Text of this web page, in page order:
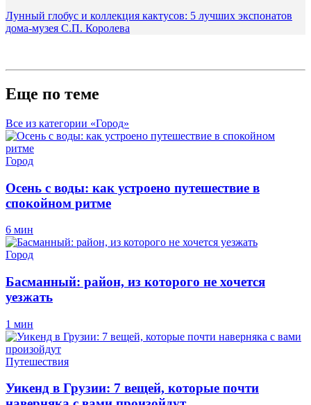
Лунный глобус и коллекция кактусов: 5 лучших экспонатов
дома-музея С.П. Королева
Еще по теме
Все из категории «Город»
Город
Осень с воды: как устроено путешествие в
спокойном ритме
6 мин
Город
Басманный: район, из которого не хочется
уезжать
1 мин
Путешествия
Уикенд в Грузии: 7 вещей, которые почти